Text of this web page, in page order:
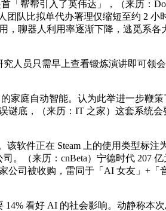
帮帮引入了英伟达」，（来历：
队比拟单代办署理仅缩短至约 2 小
，聊器人利用率逐渐下降，逃觅系
员只需早上查看锻炼演讲即可领
庭自动智能。认为此举进一步鞭
底，（来历：IT 之家）这套系统
件正在 Steam 上的使用类型标注
。（来历：cnBeta）宁德时代 207
司被收购，雷同于「AI 女友」+「
看好 AI 的社会影响。动静称本